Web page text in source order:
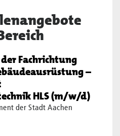
Fachrichtung
–
HLS (m/w/d)
der Stadt Aachen